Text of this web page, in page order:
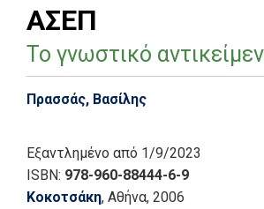
ΑΣΕΠ
Το γνωστικό
Πρασσάς, Βασίλης
Εξαντλημένο από 1/9/2023
ISBN: 978-960-88444-6-9
Κοκοτσάκη, Αθήνα, 2006